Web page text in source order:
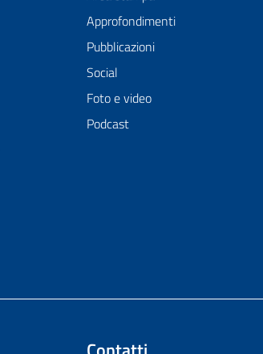
Approfondimenti
Pubblicazioni
Social
Foto e video
Podcast